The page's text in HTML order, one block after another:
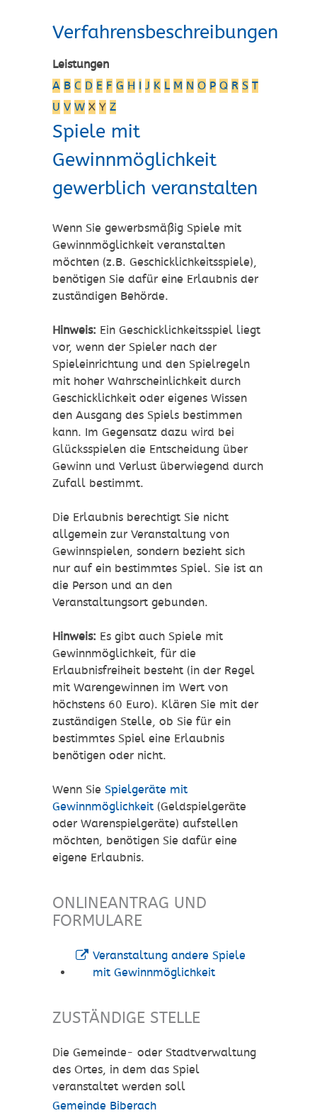
Verfahrensbeschreibungen
Leistungen
A B C D E F G H I J K L M N O P Q R S T
U V W X Y Z
Spiele mit
Gewinnmöglichkeit
gewerblich veranstalten
Wenn Sie gewerbsmäßig Spiele mit
Gewinnmöglichkeit veranstalten
möchten (z.B. Geschicklichkeitsspiele),
benötigen Sie dafür eine Erlaubnis der
zuständigen Behörde.
Hinweis: Ein Geschicklichkeitsspiel liegt
vor, wenn der Spieler nach der
Spieleinrichtung und den Spielregeln
mit hoher Wahrscheinlichkeit durch
Geschicklichkeit oder eigenes Wissen
den Ausgang des Spiels bestimmen
kann. Im Gegensatz dazu wird bei
Glücksspielen die Entscheidung über
Gewinn und Verlust überwiegend durch
Zufall bestimmt.
Die Erlaubnis berechtigt Sie nicht
allgemein zur Veranstaltung von
Gewinnspielen, sondern bezieht sich
nur auf ein bestimmtes Spiel. Sie ist an
die Person und an den
Veranstaltungsort gebunden.
Hinweis: Es gibt auch Spiele mit
Gewinnmöglichkeit, für die
Erlaubnisfreiheit besteht (in der Regel
mit Warengewinnen im Wert von
höchstens 60 Euro). Klären Sie mit der
zuständigen Stelle, ob Sie für ein
bestimmtes Spiel eine Erlaubnis
benötigen oder nicht.
Wenn Sie Spielgeräte mit
Gewinnmöglichkeit (Geldspielgeräte
oder Warenspielgeräte) aufstellen
möchten, benötigen Sie dafür eine
eigene Erlaubnis.
ONLINEANTRAG UND
FORMULARE
Veranstaltung andere Spiele
mit Gewinnmöglichkeit
ZUSTÄNDIGE STELLE
Die Gemeinde- oder Stadtverwaltung
des Ortes, in dem das Spiel
veranstaltet werden soll
Gemeinde Biberach